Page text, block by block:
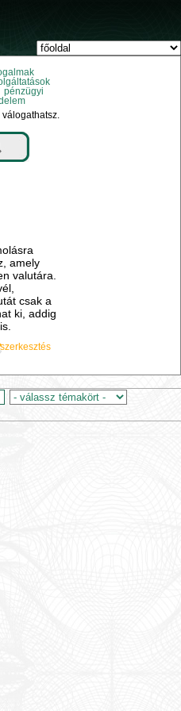
pénzügyi
válogathatsz.
amely
valutára.
csak a
ki, addig
szerkesztés